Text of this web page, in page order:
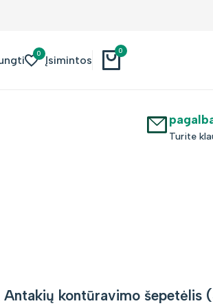
0
Įsimintos
0
Turite
Antakių kontūravimo šepetėlis